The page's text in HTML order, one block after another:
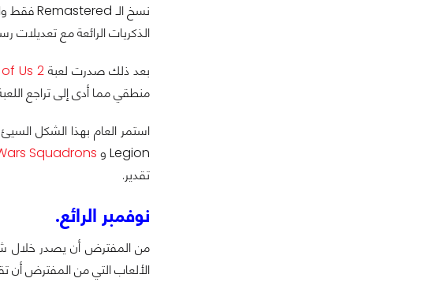
نسخ الـ Remastered فقط والتي كان معظمها دون المستوى ماعدا نسخة
الذكريات الرائعة مع
بعد ذلك صدرت لعبةThe Last of Us 2
منطقي مما أدى إلى تراجع
Legion و
Squadrons
تقدير.
نوفمبر الرائع.
الألعاب التي من المفترض أن